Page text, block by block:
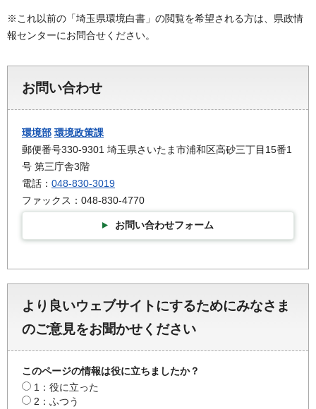
※これ以前の「埼玉県環境白書」の閲覧を希望される方は、県政情
報センターにお問合せください。
お問い合わせ
環境部 環境政策課
郵便番号330-9301 埼玉県さいたま市浦和区高砂三丁目15番1
号 第三庁舎3階
電話： 048-830-3019
ファックス：048-830-4770
お問い合わせフォーム
より良いウェブサイトにするためにみなさま
のご意見をお聞かせください
このページの情報は役に立ちましたか？
1：役に立った
2：ふつう